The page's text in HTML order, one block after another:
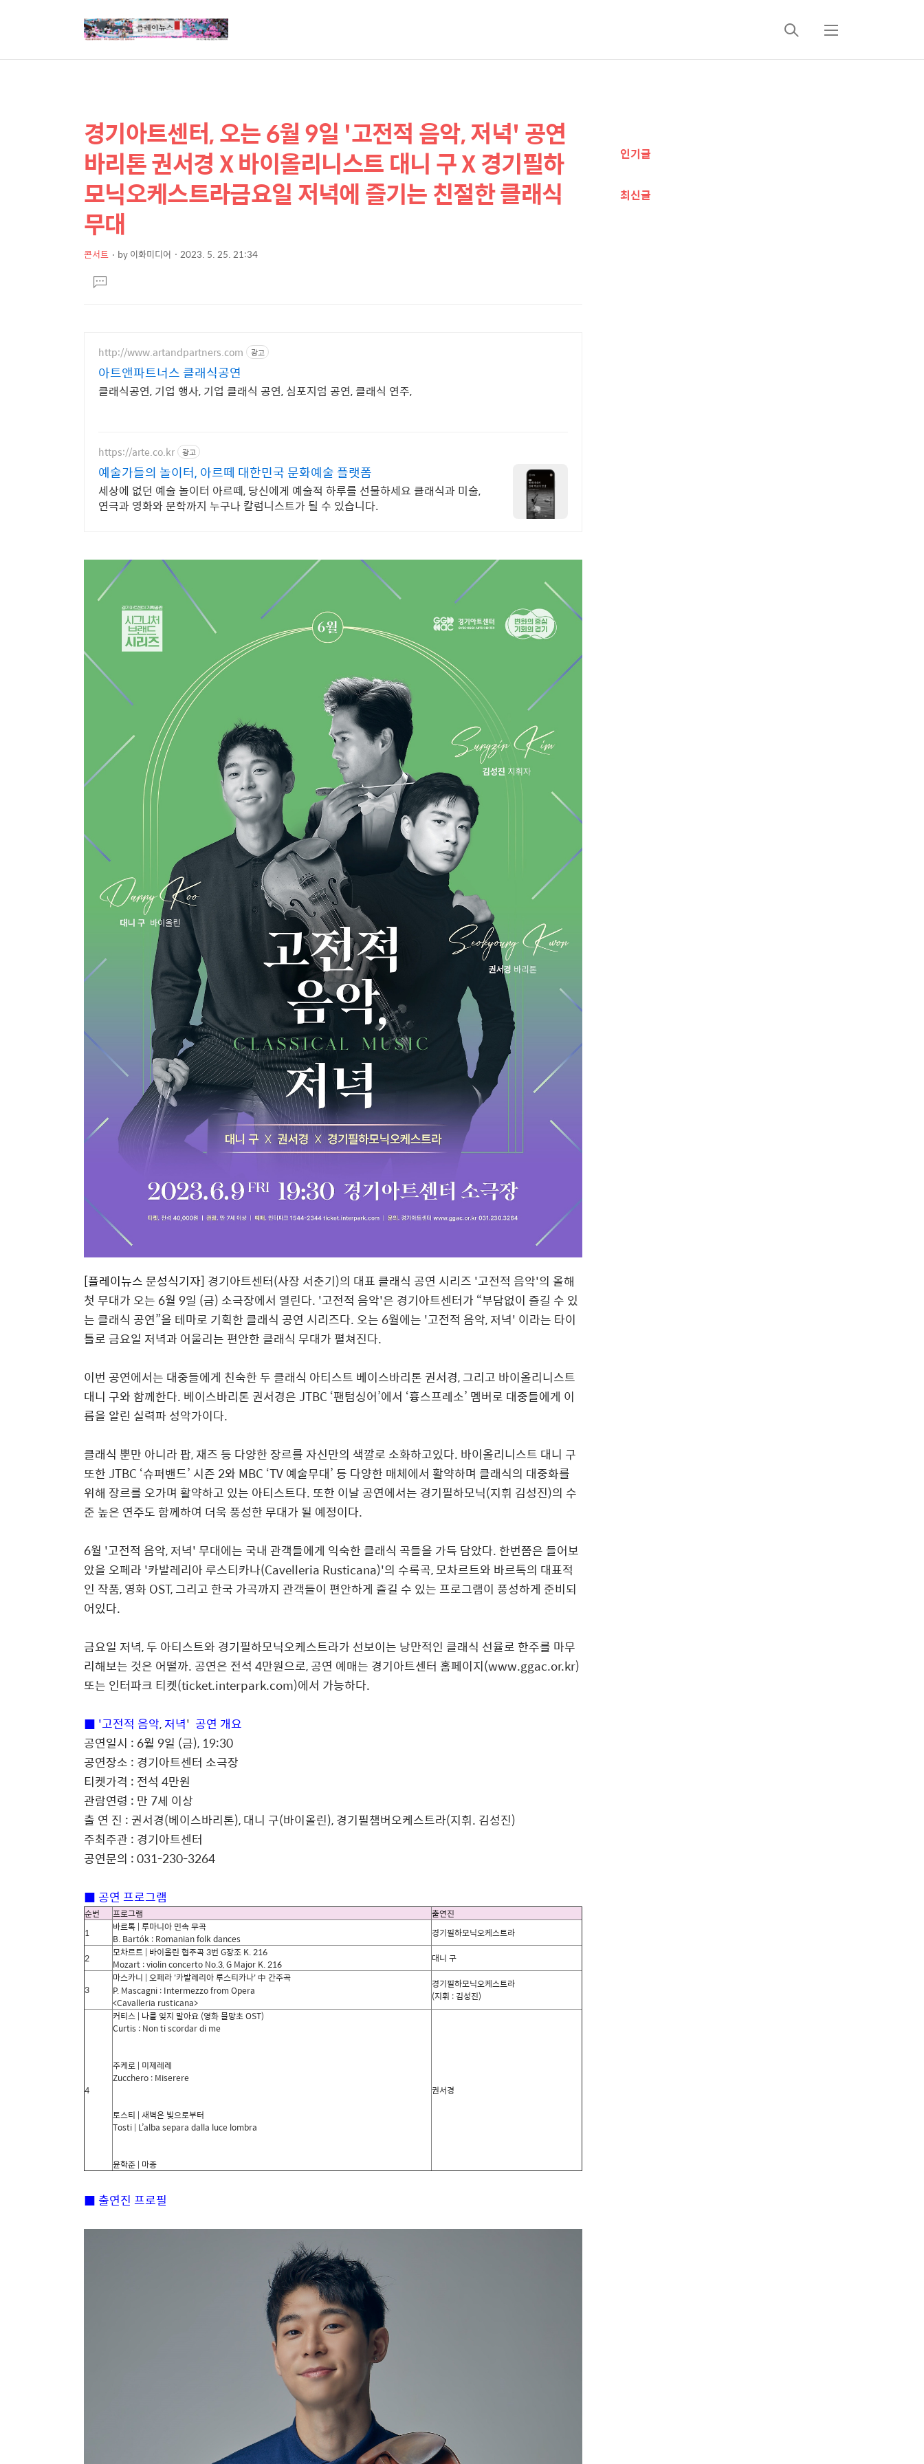
검
메
상
세
컨
텐
츠
본
문
제
경기아트센터, 오는 6월 9일 '고전적 음악, 저녁' 공연
바리톤 권서경 X 바이올리니스트 대니 구 X 경기필하
모닉오케스트라금요일 저녁에 즐기는 친절한 클래식
무대
콘서트 by이화미디어 2023. 5. 25. 21:34
문댓
글
http://www.artandpartners.com 광고
아트앤파트너스 클래식공연
클래식공연, 기업 행사, 기업 클래식 공연, 심포지엄 공연, 클래식 연주,
https://arte.co.kr 광고
예술가들의 놀이터, 아르떼 대한민국 문화예술 플랫폼
세상에 없던 예술 놀이터 아르떼, 당신에게 예술적 하루를 선물하세요 클래식과 미술,
연극과 영화와 문학까지 누구나 칼럼니스트가 될 수 있습니다.
[플레이뉴스문성식기자] 경기아트센터(사장 서춘기)의 대표 클래식 공연 시리즈 '고전적 음악'의 올해
첫 무대가 오는 6월 9일 (금) 소극장에서 열린다. '고전적 음악'은 경기아트센터가 “부담없이 즐길 수 있
는 클래식 공연”을 테마로 기획한 클래식 공연 시리즈다.오는 6월에는 '고전적 음악,저녁' 이라는 타이
틀로 금요일 저녁과 어울리는 편안한 클래식 무대가 펼쳐진다.
이번 공연에서는 대중들에게 친숙한 두 클래식 아티스트 베이스바리톤 권서경,그리고 바이올리니스트
대니 구와 함께한다. 베이스바리톤 권서경은JTBC ‘팬텀싱어’에서 ‘흉스프레소’ 멤버로 대중들에게 이
름을 알린 실력파 성악가이다.
클래식 뿐만 아니라 팝,재즈 등 다양한 장르를 자신만의 색깔로 소화하고있다. 바이올리니스트 대니 구
또한JTBC ‘슈퍼밴드’ 시즌 2와 MBC ‘TV예술무대’ 등 다양한 매체에서 활약하며 클래식의 대중화를
위해 장르를 오가며 활약하고 있는 아티스트다. 또한 이날 공연에서는 경기필하모닉(지휘 김성진)의 수
준 높은 연주도 함께하여 더욱 풍성한 무대가 될 예정이다.
6월 '고전적 음악,저녁'무대에는 국내 관객들에게 익숙한 클래식 곡들을 가득 담았다. 한번쯤은 들어보
았을 오페라'카발레리아 루스티카나(Cavelleria Rusticana)'의 수록곡,모차르트와 바르톡의 대표적
인 작품,영화 OST,그리고 한국 가곡까지 관객들이 편안하게 즐길 수 있는 프로그램이 풍성하게 준비되
어있다.
금요일 저녁,두 아티스트와 경기필하모닉오케스트라가 선보이는 낭만적인 클래식 선율로 한주를 마무
리해보는 것은 어떨까. 공연은 전석 4만원으로,공연 예매는 경기아트센터 홈페이지(www.ggac.or.kr)
또는 인터파크 티켓(ticket.interpark.com)에서 가능하다.
■ '고전적 음악,저녁' 공연 개요
공연일시 : 6월 9일 (금), 19:30
공연장소 : 경기아트센터 소극장
티켓가격 : 전석 4만원
관람연령 : 만 7세 이상
출 연 진 : 권서경(베이스바리톤),대니 구(바이올린),경기필챔버오케스트라(지휘. 김성진)
주최주관 : 경기아트센터
공연문의 : 031-230-3264
■ 공연 프로그램
순번 프로그램
출연진
1
바르톡 | 루마니아 민속 무곡
B. Bartók : Romanian folk dances
경기필하모닉오케스트라
2 모차르트 | 바이올린 협주곡3번 G장조 K. 216
Mozart : violin concerto No.3, G Major K. 216
대니 구
3
마스카니 | 오페라 '카발레리아 루스티카나'中 간주곡
P. Mascagni : Intermezzo from Opera
<Cavalleria rusticana>
경기필하모닉오케스트라
(지휘 : 김성진)
4
커티스 | 나를 잊지 말아요 (영화 물망초OST)
Curtis : Non ti scordar di me
주케로 | 미제레레
Zucchero : Miserere
토스티 | 새벽은 빛으로부터
Tosti | L’alba separa dalla luce lombra
윤학준 | 마중
권서경
■ 출연진 프로필
가
보
인기글
최신글